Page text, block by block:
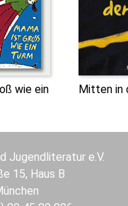
wie ein
Mitten in
Jugendliteratur e.V.
15, Haus B